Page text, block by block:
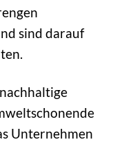
sind darauf
Unternehmen